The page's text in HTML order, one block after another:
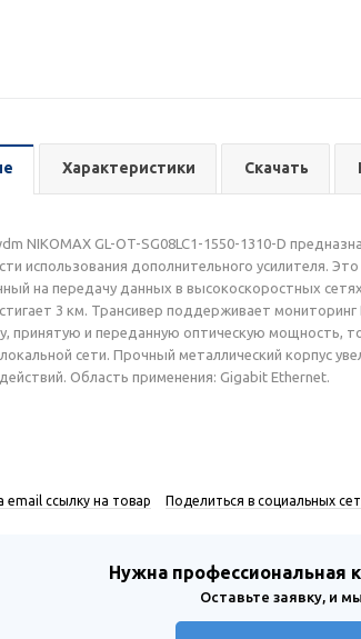
Характеристики Скачать
NIKOMAX GL-OT-SG08LC1-1550-1310-D
использования дополнительного усилителя.
на передачу данных в высокоскоростных
3 км. Трансивер поддерживает
принятую и переданную оптическую мощность,
сети. Прочный металлический корпус
Область применения: Gigabit Ethernet.
email ссылку на товар Поделиться в социальных
Нужна профессиональная
Оставьте заявку, и